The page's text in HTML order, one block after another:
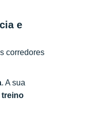
e
corredores
. A sua
treino